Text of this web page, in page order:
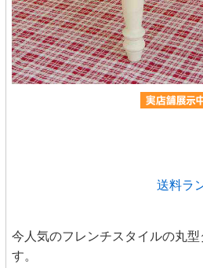
送料ラ
今人気のフレンチスタイルの丸
す。